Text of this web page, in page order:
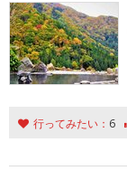
行ってみたい： 6